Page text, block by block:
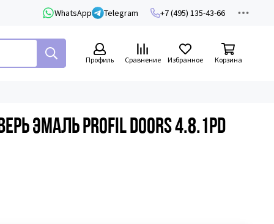
WhatsApp Telegram +7 (495) 135-43-66
Профиль Сравнение Избранное Корзина
эмаль Profil Doors 4.8.1PD